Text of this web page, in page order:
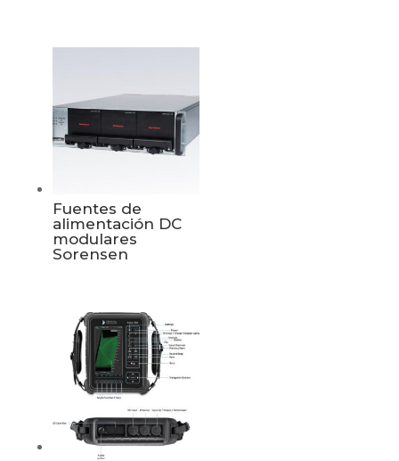
Fuentes de
alimentación DC
modulares
Sorensen